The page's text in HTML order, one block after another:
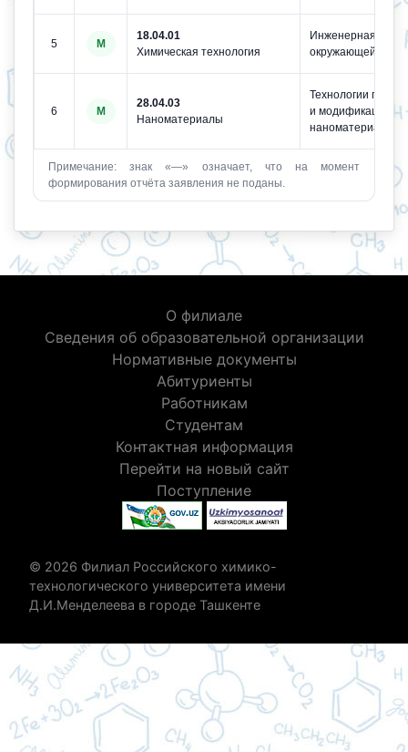
5 М
18.04.01
Химическая технология
Инженерная
окружающей
6 М
28.04.03
Наноматериалы
Технологии
и модификации
наноматериалов
Примечание: знак «—» означает, что на момент
формирования отчёта заявления не поданы.
О филиале
Сведения об образовательной организации
Нормативные документы
Абитуриенты
Работникам
Студентам
Контактная информация
Перейти на новый сайт
Поступление
© 2026 Филиал Российского химико-
технологического университета имени
Д.И.Менделеева в городе Ташкенте